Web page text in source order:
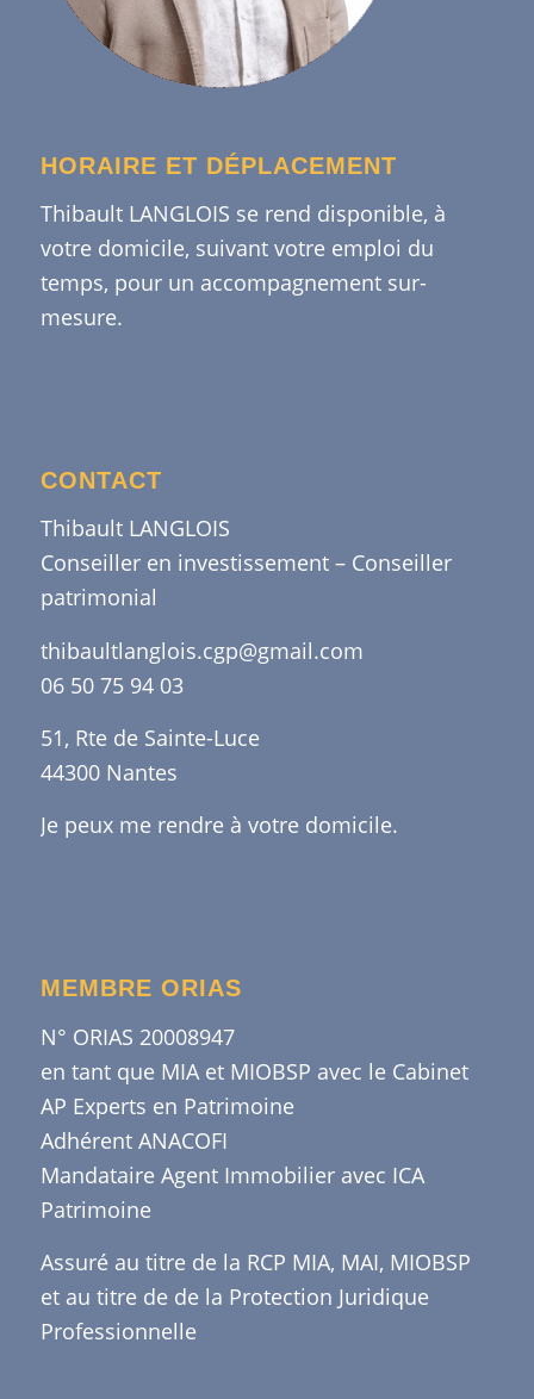
HORAIRE ET DÉPLACEMENT
Thibault LANGLOIS se rend disponible, à
votre domicile, suivant votre emploi du
temps, pour un accompagnement sur-
mesure.
CONTACT
Thibault LANGLOIS
Conseiller en investissement – Conseiller
patrimonial
thibaultlanglois.cgp@gmail.com
06 50 75 94 03
51, Rte de Sainte-Luce
44300 Nantes
Je peux me rendre à votre domicile.
MEMBRE ORIAS
N° ORIAS 20008947
en tant que MIA et MIOBSP avec le Cabinet
AP Experts en Patrimoine
Adhérent ANACOFI
Mandataire Agent Immobilier avec ICA
Patrimoine
Assuré au titre de la RCP MIA, MAI, MIOBSP
et au titre de de la Protection Juridique
Professionnelle